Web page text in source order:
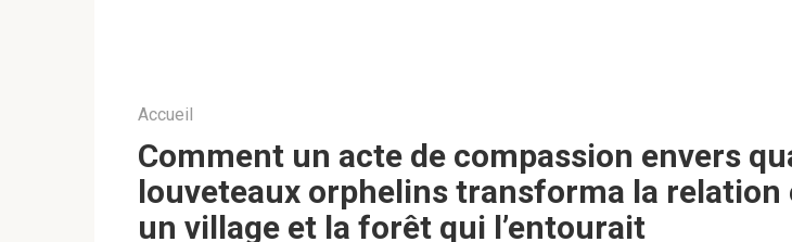
Accueil
Comment un acte de compassion envers
louveteaux orphelins transforma la relation
un village et la forêt qui l’entourait